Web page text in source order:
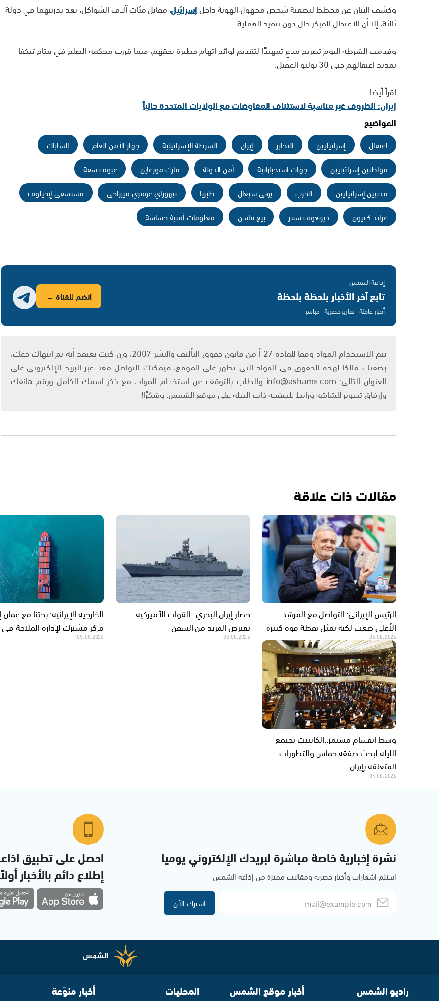
وكشف البيان عن مخطط لتصفية شخص مجهول الهوية داخلإسرائيل، مقابل مئات آلاف الشواكل، بعد تدريبهما في دولة
ثالثة، إلا أن الاعتقال المبكر حال دون تنفيذ العملية.
وقدمت الشرطة اليوم تصريح مدعٍ تمهيدًا لتقديم لوائح اتهام خطيرة بحقهم، فيما قررت محكمة الصلح في بيتاح تيكفا
تمديد اعتقالهم حتى 30 يوليو المقبل.
اقرأ أيضا
إيران: الظروف غير مناسبة لاستئناف المفاوضات مع الولايات المتحدة حالياً
المواضيع
اعتقال إسرائيليين التخابر إيران الشرطة الإسرائيلية جهاز الأمن العام
الشاباك
مواطنين إسرائيليين
جهات استخباراتية أمن الدولة مارك مورغاين
عبوة ناسفة
مدنيين إسرائيليين
الحرب يوني سيغال طبريا نيهوراي عومري ميزراحي
مستشفى إيخيلوف
غراند كانيون
ديزنغوف سنتر بيغ فاشن معلومات أمنية حساسة
إذاعة الشمس
تابع آخر الأخبار بلحظة بلحظة
أخبار عاجلة · تقارير حصرية · مباشر
انضم للقناة ←
يتم الاستخدام المواد وفقًا للمادة 27 أ من قانون حقوق التأليف والنشر 2007، وإن كنت تعتقد أنه تم انتهاك حقك،
بصفتك مالكًا لهذه الحقوق في المواد التي تظهر على الموقع، فيمكنك التواصل معنا عبر البريد الإلكتروني على
العنوان التالي: info@ashams.com والطلب بالتوقف عن استخدام المواد، مع ذكر اسمك الكامل ورقم هاتفك
وإرفاق تصوير للشاشة ورابط للصفحة ذات الصلة على موقع الشمس. وشكرًا!
مقالات ذات علاقة
الرئيس الإيراني: التواصل مع المرشد
الأعلى صعب لكنه يمثل نقطة قوة كبيرة
05.08.2026
حصار إيران البحري.. القوات الأميركية
تعترض المزيد من السفن
05.08.2026
الخارجية الإيرانية: بحثنا مع
مركز مشترك لإدارة الملاحة
05.08.2026
وسط انقسام مستمر..الكابينت يجتمع
الليلة لبحث صفقة حماس والتطورات
المتعلقة بإيران
04.08.2026
نشرة إخبارية خاصة مباشرة لبريدك الإلكتروني يوميا
استلم اشعارات وأخبار حصرية ومقالات مميزة من إذاعة الشمس
اشترك الآن
احصل على تطبيق
إطلاع دائم بالأخبار
راديو الشمس أخبار موقع الشمس المحليات أخبار منوّعة